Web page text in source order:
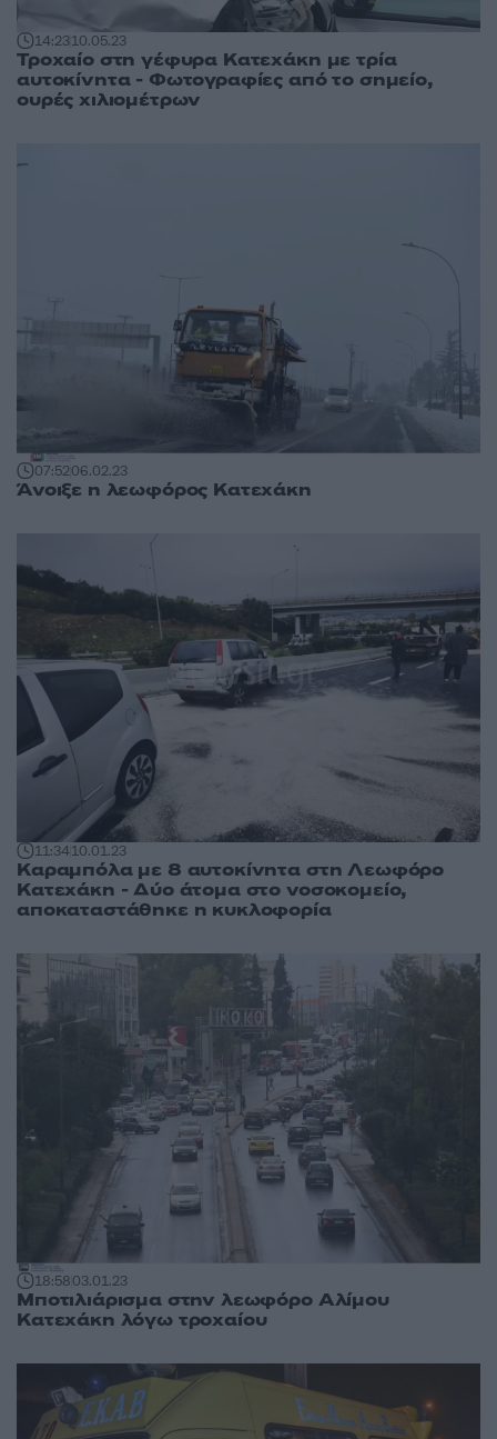
14:2310.05.23
Τροχαίο στη γέφυρα Κατεχάκη με τρία
αυτοκίνητα - Φωτογραφίες από το σημείο,
ουρές χιλιομέτρων
07:5206.02.23
Άνοιξε η λεωφόρος Κατεχάκη
11:3410.01.23
Καραμπόλα με 8 αυτοκίνητα στη Λεωφόρο
Κατεχάκη - Δύο άτομα στο νοσοκομείο,
αποκαταστάθηκε η κυκλοφορία
18:5803.01.23
Μποτιλιάρισμα στην λεωφόρο Αλίμου
Κατεχάκη λόγω τροχαίου